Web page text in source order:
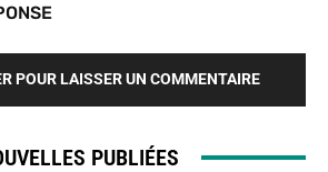
POUR LAISSER UN COMMENTAIRE
PUBLIÉES